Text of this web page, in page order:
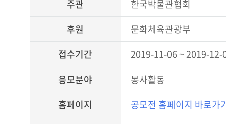
주관
한국박물관협회
후원
문화체육관광부
접수기간
2019-11-06 ~ 2019-12-
응모분야
봉사활동
홈페이지
공모전 홈페이지 바로가